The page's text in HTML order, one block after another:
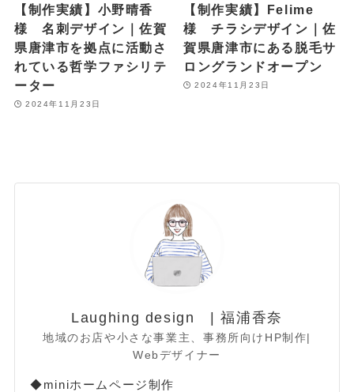
【制作実績】小野晴香
様 名刺デザイン｜佐賀
県唐津市を拠点に活動さ
れている哲学ファシリテ
ーター
2024年11月23日
【制作実績】Felime
様 チラシデザイン｜佐
賀県唐津市にある脱毛サ
ロングランドオープン
2024年11月23日
Laughing design | 福浦香奈
地域のお店や小さな事業主、事務所向けHP制作|
Webデザイナー
◆miniホームページ制作